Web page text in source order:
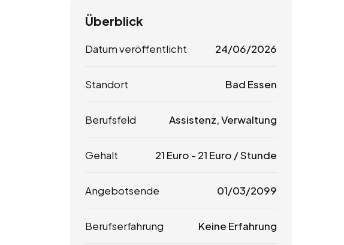
Überblick
Datum veröffentlicht 24/06/2026
Standort Bad Essen
Berufsfeld Assistenz, Verwaltung
Gehalt 21 Euro - 21 Euro / Stunde
Angebotsende 01/03/2099
Berufserfahrung Keine Erfahrung